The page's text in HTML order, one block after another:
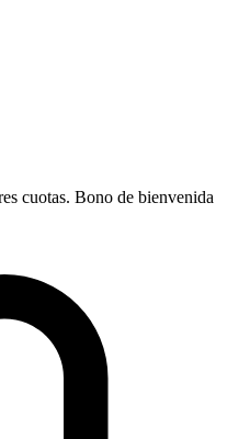
cuotas. Bono de bienvenida